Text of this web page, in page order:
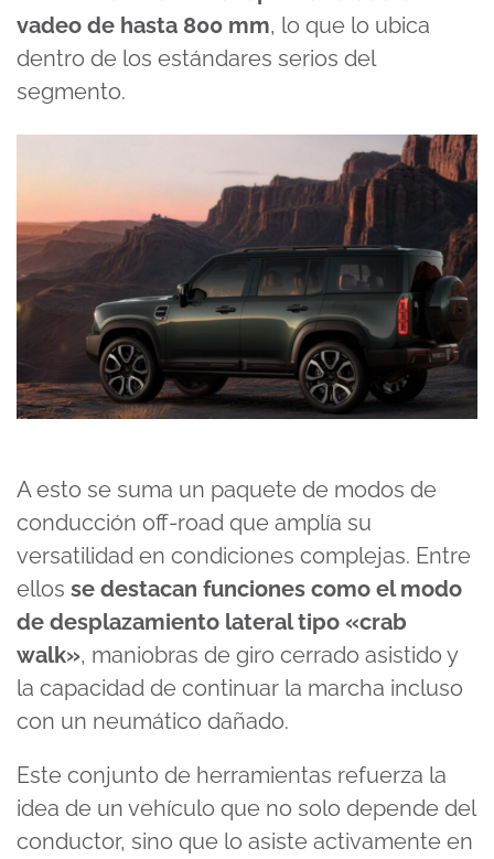
vadeo de hasta 800 mm, lo que lo ubica
dentro de los estándares serios del
segmento.
A esto se suma un paquete de modos de
conducción off-road que amplía su
versatilidad en condiciones complejas. Entre
ellos se destacan funciones como el modo
de desplazamiento lateral tipo «crab
walk», maniobras de giro cerrado asistido y
la capacidad de continuar la marcha incluso
con un neumático dañado.
Este conjunto de herramientas refuerza la
idea de un vehículo que no solo depende del
conductor, sino que lo asiste activamente en